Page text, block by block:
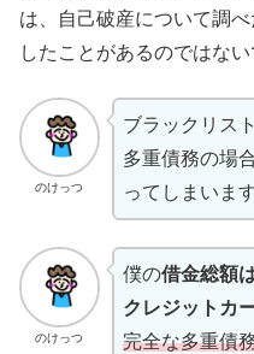
は、自己破産について調
したことがあるのではない
のけっつ
ブラックリス
多重債務の場
ってしまいます
のけっつ
僕の借金総額
クレジットカ
完全な多重債